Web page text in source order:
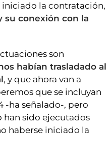
iniciado la contratación,
su conexión con la
son
habían trasladado al
, y que ahora van a
que se incluyan
-ha señalado-, pero
han sido ejecutados
haberse iniciado la